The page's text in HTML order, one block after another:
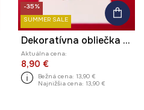
-35%
SUMMER SALE
Dekoratívna obliečka na vankúš z kolekcie Valentine’s Day
Aktuálna cena:
8,90 €
Bežná cena: 13,90 €
Najnižšia cena: 13,90 €